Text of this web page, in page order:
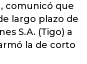
comunicó que
largo plazo de
S.A. (Tigo) a
armó la de corto